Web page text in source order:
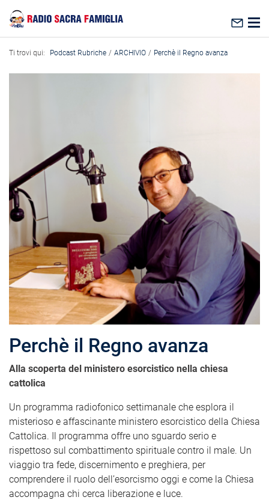
Ti trovi qui: Podcast Rubriche ARCHIVIO Perchè il Regno avanza
Perchè il Regno avanza
Alla scoperta del ministero esorcistico nella chiesa
cattolica
Un programma radiofonico settimanale che esplora il
misterioso e affascinante ministero esorcistico della Chiesa
Cattolica. Il programma offre uno sguardo serio e
rispettoso sul combattimento spirituale contro il male. Un
viaggio tra fede, discernimento e preghiera, per
comprendere il ruolo dell’esorcismo oggi e come la Chiesa
accompagna chi cerca liberazione e luce.